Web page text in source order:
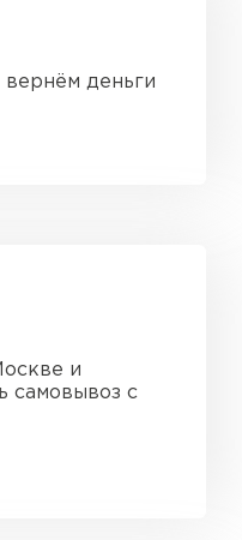
деньги
и
самовывоз с